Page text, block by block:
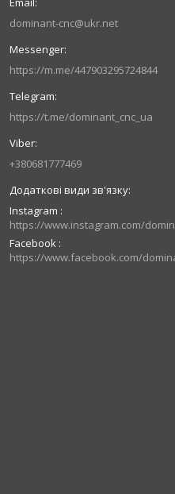
dominant-cnc@ukr.net
https://m.me/447903295724844
https://t.me/dominant_cnc_ua
+380681777469
Instagram
Facebook